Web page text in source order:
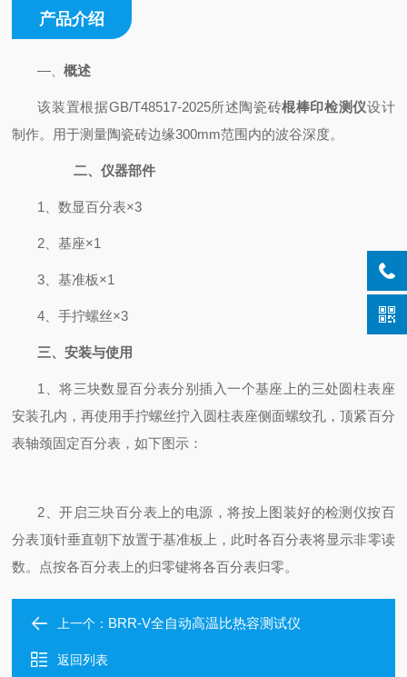
产品介绍
— 、概述
该装置根据GB/T48517-2025所述陶瓷砖棍棒印检测仪设计
制作。用于测量陶瓷砖边缘300mm范围内的波谷深度。
二、仪器部件
1 、数显百分表×3
2 、基座×1
3 、基准板×1
4 、手拧螺丝×3
三、安装与使用
1
、将三块数显百分表分别插入一个基座上的三处圆柱表座
安装孔内，再使用手拧螺丝拧入圆柱表座侧面螺纹孔，顶紧百分
表轴颈固定百分表，如下图示：
2 、开启三块百分表上的电源，将按上图装好的检测仪按百
分表顶针垂直朝下放置于基准板上，此时各百分表将显示非零读
数。点按各百分表上的归零键将各百分表归零。
上一个： BRR-V全自动高温比热容测试仪
返回列表